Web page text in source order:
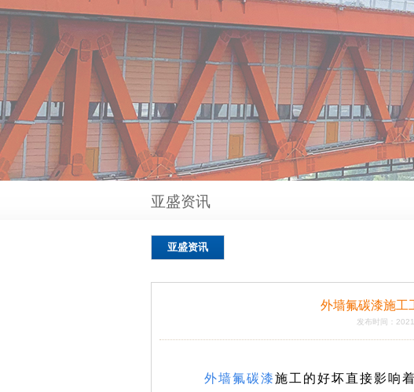
亚盛资讯
亚盛资讯
外墙氟碳漆施
发布时间：
外墙氟碳漆施工的好坏直接影响